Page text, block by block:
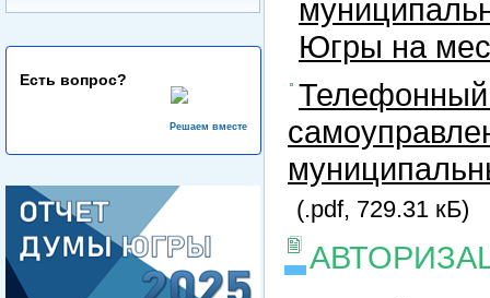
Есть вопрос?
Решаем вместе
Югры на
Телефонный
(.pdf, 729.31 кБ)